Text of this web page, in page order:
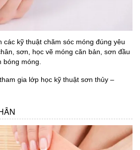
kỹ thuật chăm sóc móng đúng yêu
sơn, học vẽ móng căn bản, sơn đầu
bóng móng.
gia lớp học kỹ thuật sơn thủy –